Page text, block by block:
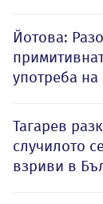
Йотова:
употреба
Тагарев
случилото
взриви в